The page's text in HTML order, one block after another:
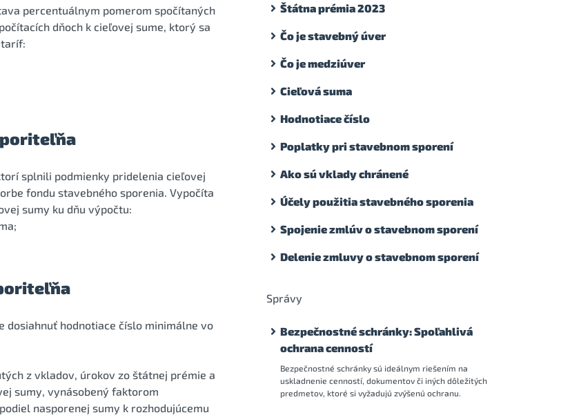
percentuálnym pomerom spočítaných
dňoch k cieľovej sume, ktorý sa
splnili podmienky pridelenia cieľovej
fondu stavebného sporenia. Vypočíta
sumy ku dňu výpočtu:
dosiahnuť hodnotiace číslo minimálne vo
z vkladov, úrokov zo štátnej prémie a
sumy, vynásobený faktorom
nasporenej sumy k rozhodujúcemu
Štátna prémia 2023
Čo je stavebný úver
Čo je medziúver
Cieľová suma
Hodnotiace číslo
Poplatky pri stavebnom sporení
Ako sú vklady chránené
Účely použitia stavebného sporenia
Spojenie zmlúv o stavebnom sporení
Delenie zmluvy o stavebnom sporení
Správy
Bezpečnostné schránky: Spoľahlivá
ochrana cenností
Bezpečnostné schránky sú ideálnym riešením na
uskladnenie cenností, dokumentov či iných dôležitých
predmetov, ktoré si vyžadujú zvýšenú ochranu.